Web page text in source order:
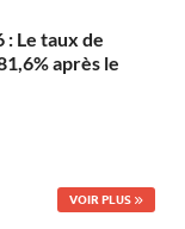
: Le taux de
après le
VOIR PLUS